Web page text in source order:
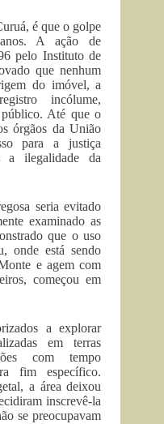
é que o golpe
A ação de
pelo Instituto de
que nenhum
do imóvel, a
incólume,
Até que o
órgãos da União
para a justiça
a ilegalidade da
seria evitado
examinado as
que o uso
onde está sendo
e agem com
começou em
a explorar
em terras
com tempo
fim específico.
a área deixou
inscrevê-la
se preocupavam